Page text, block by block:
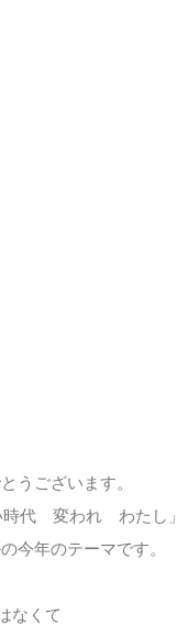
うございます。
時代 変われ わたし」
今年のテーマです。
なくて